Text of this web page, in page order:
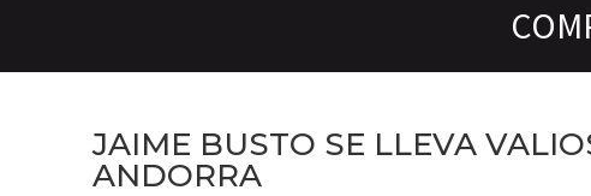
JAIME BUSTO SE LLEVA
ANDORRA